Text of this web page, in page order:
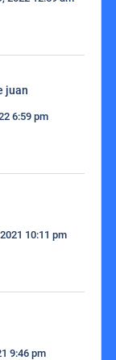
juan
6:59 pm
10:11 pm
9:46 pm